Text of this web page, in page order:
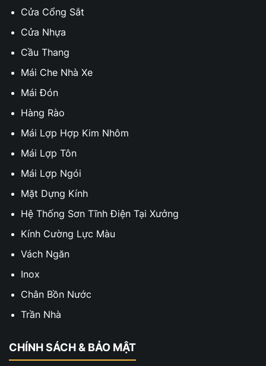
Cửa Cổng Sắt
Cửa Nhựa
Cầu Thang
Mái Che Nhà Xe
Mái Đón
Hàng Rào
Mái Lợp Hợp Kim Nhôm
Mái Lợp Tôn
Mái Lợp Ngói
Mặt Dựng Kính
Hệ Thống Sơn Tĩnh Điện Tại Xưởng
Kính Cường Lực Màu
Vách Ngăn
Inox
Chân Bồn Nước
Trần Nhà
CHÍNH SÁCH & BẢO MẬT